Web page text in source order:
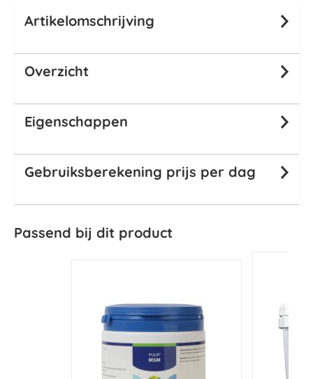
Artikelomschrijving
Overzicht
Eigenschappen
Gebruiksberekening prijs per dag
Passend bij dit product